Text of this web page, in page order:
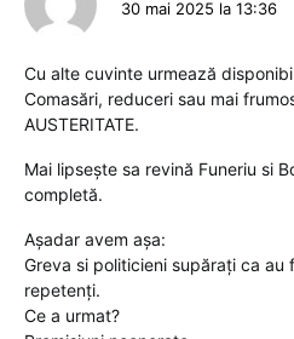
30 mai 2025 la 13:36
Cu alte cuvinte urmează
Comasări, reduceri sau mai
AUSTERITATE.
Mai lipsește sa revină Funeriu si
completă.
Așadar avem așa:
Greva si politicieni supărați ca au
repetenți.
Ce a urmat?